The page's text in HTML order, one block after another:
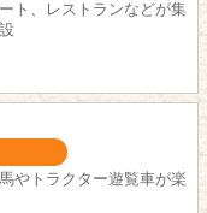
ト、レストランなどが集
やトラクター遊覧車が楽